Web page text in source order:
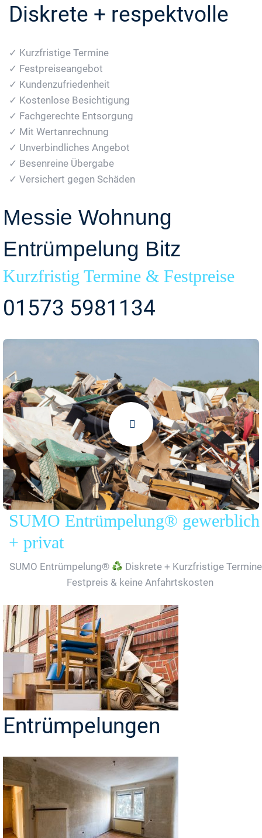
Diskrete + respektvolle
✓ Kurzfristige Termine
✓ Festpreiseangebot
✓ Kundenzufriedenheit
✓ Kostenlose Besichtigung
✓ Fachgerechte Entsorgung
✓ Mit Wertanrechnung
✓ Unverbindliches Angebot
✓ Besenreine Übergabe
✓ Versichert gegen Schäden
Messie Wohnung
Entrümpelung Bitz
Kurzfristig Termine & Festpreise
01573 5981134
SUMO Entrümpelung® gewerblich
+ privat
SUMO Entrümpelung®
Diskrete + Kurzfristige
Festpreis & keine Anfahrtskosten
Entrümpelungen